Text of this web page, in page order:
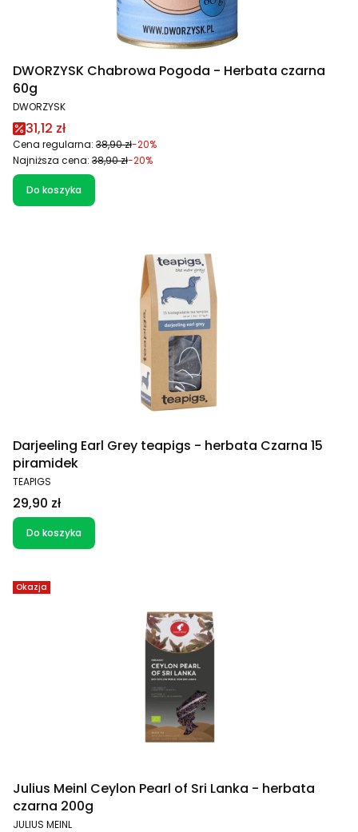
DWORZYSK Chabrowa Pogoda - Herbata czarna
60g
PRODUCENT
DWORZYSK
Cena promocyjna
31,12 zł
Cena regularna: 38,90 zł-20%
Najniższa cena: 38,90 zł-20%
Do koszyka
Darjeeling Earl Grey teapigs - herbata Czarna 15
piramidek
PRODUCENT
TEAPIGS
Cena
29,90 zł
Do koszyka
Okazja
Julius Meinl Ceylon Pearl of Sri Lanka - herbata
czarna 200g
PRODUCENT
JULIUS MEINL